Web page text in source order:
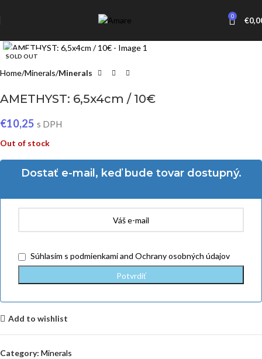
0 €
SOLD OUT
Home Minerals Minerals
AMETHYST: 6,5x4cm / 10€
€10,25 s DPH
Out of stock
Dostať e-mail, keď bude tovar dostupný.
Súhlasím s podmienkamiand Ochrany osobných údajov
Add to wishlist
Category: Minerals